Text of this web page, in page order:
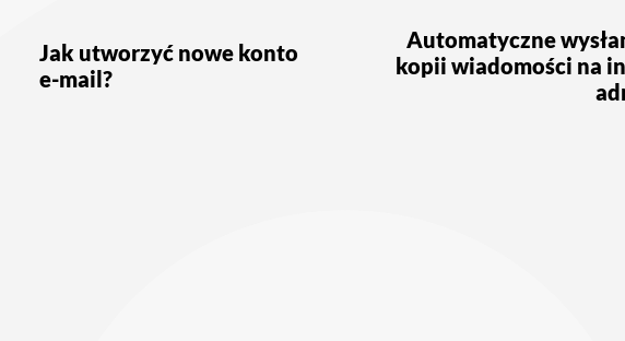
Jak utworzyć nowe konto
e-mail?
Automatyczne
kopii wiadomości na